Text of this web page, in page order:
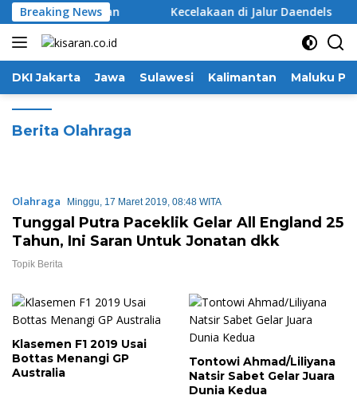
Langsung
ke
konten
Breaking News
Balik Kanan Kecelakaan di Jalur Daendels
DKI Jakarta Jawa Sulawesi Kalimantan Maluku
Berita Olahraga
Olahraga Minggu, 17 Maret 2019, 08:48 WITA
Tunggal Putra Paceklik Gelar All England 25
Tahun, Ini Saran Untuk Jonatan dkk
Topik Berita
Klasemen F1 2019 Usai
Bottas Menangi GP
Australia
Tontowi Ahmad/Liliyana
Natsir Sabet Gelar Juara
Dunia Kedua